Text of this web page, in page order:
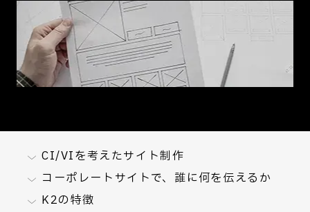
CI/VIを考えたサイト制作
コーポレートサイトで、誰に何を伝えるか
K2の特徴